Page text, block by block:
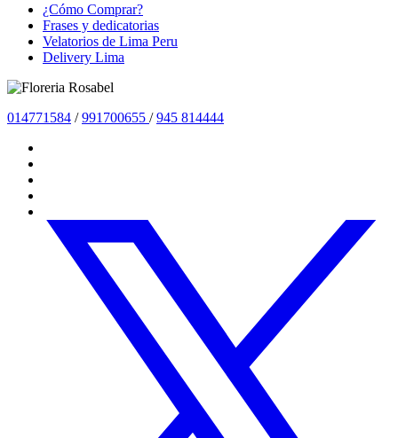
¿Cómo Comprar?
Frases y dedicatorias
Velatorios de Lima Peru
Delivery Lima
014771584 /991700655 /945 814444